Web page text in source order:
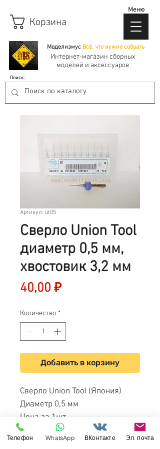
Моделизмус Всё, что нужно собрать
Корзина
Интернет-магазин сборных
моделей и аксессуаров
Поиск:
Меню
Артикул: ut05
Сверло Union Tool
диаметр 0,5 мм,
хвостовик 3,2 мм
40,00 ₽Цена
Количество *
Добавить в корзину
Сверло Union Tool (Япония)
Диаметр 0,5 мм
Цена за 1шт.
Диаметр хвостовика: 3,175 мм
Телефон WhatsApp ВКонтакте Эл. почта